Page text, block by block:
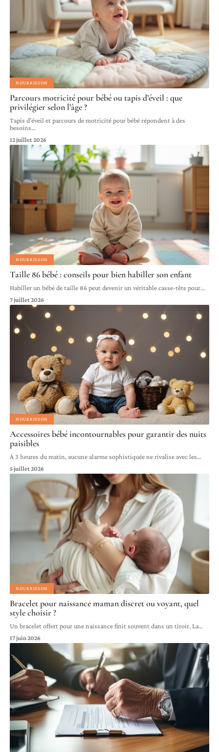
NOURRISSON
Parcours motricité pour bébé ou tapis d’éveil : que
privilégier selon l’âge ?
Tapis d'éveil et parcours de motricité pour bébé répondent à des
besoins…
12 juillet 2026
NOURRISSON
Taille 86 bébé : conseils pour bien habiller son enfant
Habiller un bébé de taille 86 peut devenir un véritable casse-tête pour…
7 juillet 2026
NOURRISSON
Accessoires bébé incontournables pour garantir des nuits
paisibles
À 3 heures du matin, aucune alarme sophistiquée ne rivalise avec les…
5 juillet 2026
NOURRISSON
Bracelet pour naissance maman discret ou voyant, quel
style choisir ?
Un bracelet offert pour une naissance finit souvent dans un tiroir. La…
17 juin 2026